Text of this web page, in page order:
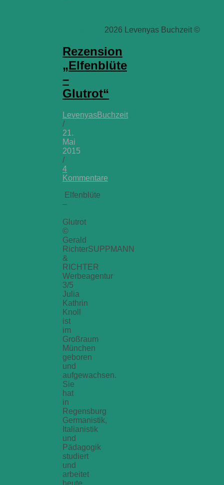
Uncategorized
Rezension
„Elfenblüte
–
Glutrot“
LevenyasBuchzeit
/
21.
Mai
2015
/
4
Kommentare
Elfenblüte
–
Glutrot
©
Gerald
RichterSUPPMANN
&
RICHTER
Werbeagentur
3/5
Julia
Kathrin
Knoll
ist
im
Großraum
München
geboren
und
aufgewachsen.
Sie
hat
in
Regensburg
Germanistik,
Italianistik
und
Pädagogik
studiert
und
arbeitet
2026 Levenyas Buchzeit ©